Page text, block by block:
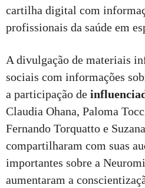
cartilha digital com
profissionais da saúde em
A divulgação de materiais
sociais com informações
a participação de
Claudia Ohana, Paloma
Fernando Torquatto e
compartilharam com suas
importantes sobre a
aumentaram a